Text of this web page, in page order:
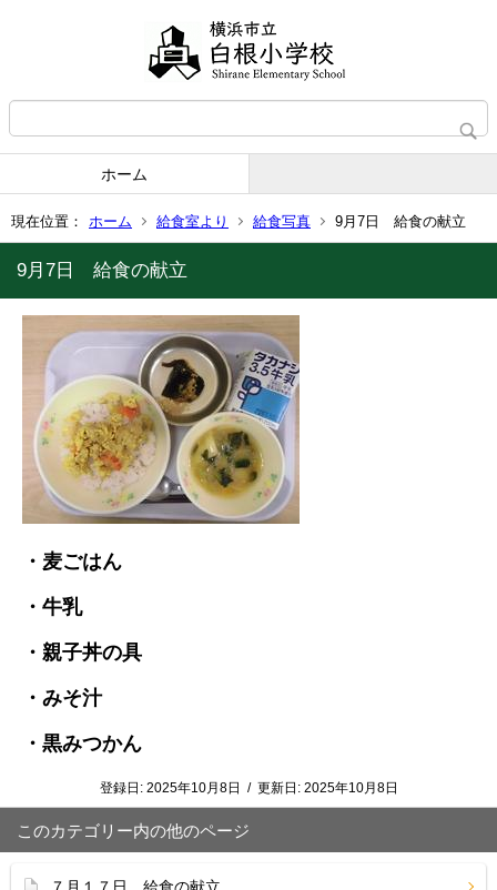
ホーム
現在位置： ホーム 給食室より 給食写真 9月7日 給食の献立
9月7日 給食の献立
・麦ごはん
・牛乳
・親子丼の具
・みそ汁
・黒みつかん
登録日: 2025年10月8日 / 更新日: 2025年10月8日
このカテゴリー内の他のページ